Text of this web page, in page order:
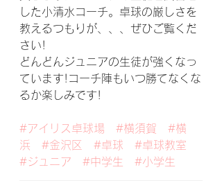
した小清水コーチ。卓球の厳しさを
教えるつもりが、、、ぜひご覧くだ
さい!
どんどんジュニアの生徒が強くなっ
ています!コーチ陣もいつ勝てなくな
るか楽しみです!
#アイリス卓球場 #横須賀
#横
浜
#金沢区 #卓球
#卓球教室
#ジュニア
#中学生 #小学生